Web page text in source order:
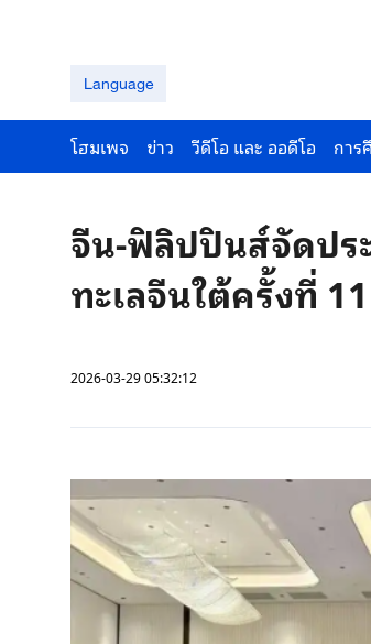
Language
โฮมเพจ ข่าว วีดีโอ และ ออดีโอ กา
จีน-ฟิลิปปินส์จัดปร
ทะเลจีนใต้ครั้งที่ 11
2026-03-29 05:32:12